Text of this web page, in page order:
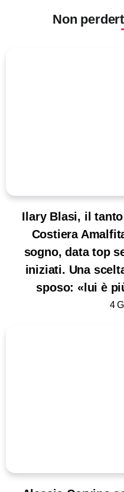
Non
Ilary Blasi, il
Costiera
sogno, data top
iniziati. Una
sposo: «lui è
4